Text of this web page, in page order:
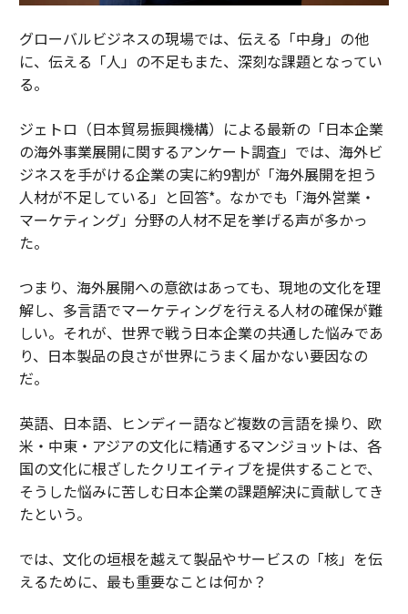
グローバルビジネスの現場では、伝える「中身」の他
に、伝える「人」の不足もまた、深刻な課題となってい
る。
ジェトロ（日本貿易振興機構）による最新の「日本企業
の海外事業展開に関するアンケート調査」では、海外ビ
ジネスを手がける企業の実に約9割が「海外展開を担う
人材が不足している」と回答*。なかでも「海外営業・
マーケティング」分野の人材不足を挙げる声が多かっ
た。
つまり、海外展開への意欲はあっても、現地の文化を理
解し、多言語でマーケティングを行える人材の確保が難
しい。それが、世界で戦う日本企業の共通した悩みであ
り、日本製品の良さが世界にうまく届かない要因なの
だ。
英語、日本語、ヒンディー語など複数の言語を操り、欧
米・中東・アジアの文化に精通するマンジョットは、各
国の文化に根ざしたクリエイティブを提供することで、
そうした悩みに苦しむ日本企業の課題解決に貢献してき
たという。
では、文化の垣根を越えて製品やサービスの「核」を伝
えるために、最も重要なことは何か？